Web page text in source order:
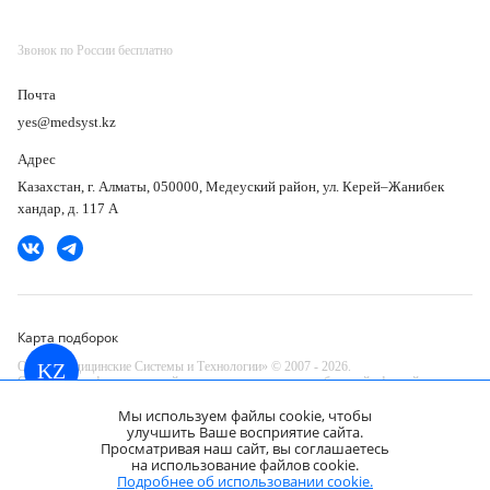
KZ
GE C3-10-D датчик УЗИ
микроконвексный
Запросить КП
Звонок по России бесплатно
Почта
yes@medsyst.kz
Адрес
Казахстан, г. Алматы, 050000, Медеуский район, ул. Керей–Жанибек
хандар, д. 117 А
Карта подборок
ООО «Медицинские Системы и Технологии» © 2007 - 2026.
Сайт носит информационный характер и не является публичной офертой.
Разработано в компании — dev
Мы используем файлы cookie, чтобы
улучшить Ваше восприятие сайта.
Просматривая наш сайт, вы соглашаетесь
на использование файлов cookie.
Подробнее об использовании cookie.